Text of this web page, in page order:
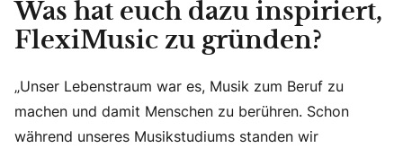
Was hat euch dazu inspiriert,
FlexiMusic zu gründen?
„Unser Lebenstraum war es, Musik zum Beruf zu
machen und damit Menschen zu berühren. Schon
während unseres Musikstudiums standen wir